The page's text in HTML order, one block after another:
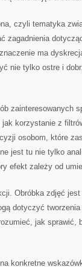
czyli tematyka
zagadnienia
ma
nie tylko ostre i
zainteresowanych
korzystanie z
osobom, które
jest tu nie tylko
efekt zależy od
Obróbka zdjęć
dotyczyć
jak sprawić,
konkretne